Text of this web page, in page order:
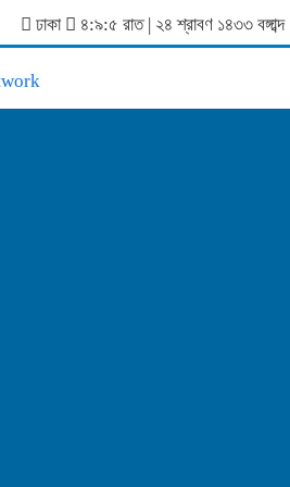
ঢাকা ৪:৯:৫ রাত| ২৪ শ্রাবণ ১৪৩৩